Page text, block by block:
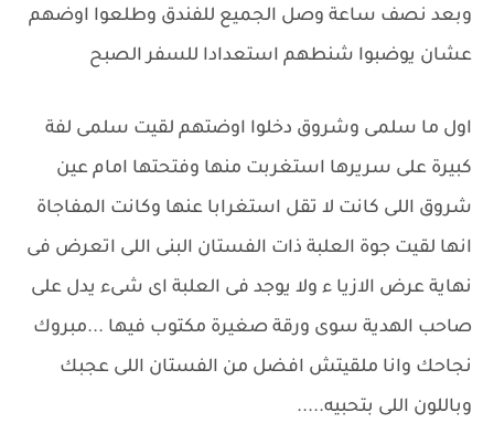
وبعد نصف ساعة وصل الجميع للفندق وطلعوا اوضهم
عشان يوضبوا شنطهم استعدادا للسفر الصبح
اول ما سلمى وشروق دخلوا اوضتهم لقيت سلمى لفة
كبيرة على سريرها استغربت منها وفتحتها امام عين
شروق اللى كانت لا تقل استغرابا عنها وكانت المفاجاة
انها لقيت جوة العلبة ذات الفستان البنى اللى اتعرض فى
نهاية عرض الازيا ء ولا يوجد فى العلبة اى شىء يدل على
صاحب الهدية سوى ورقة صغيرة مكتوب فيها ...مبروك
نجاحك وانا ملقيتش افضل من الفستان اللى عجبك
وباللون اللى بتحبيه.....